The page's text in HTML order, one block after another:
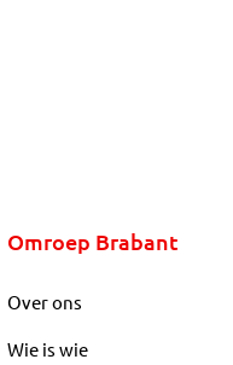
Omroep Brabant
Over ons
Wie is wie